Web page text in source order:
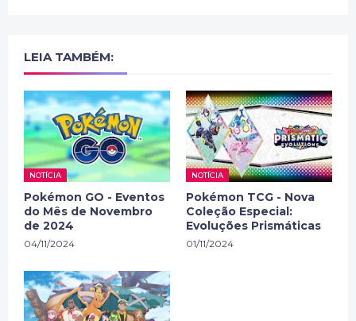
LEIA TAMBÉM:
NOTÍCIA
Pokémon GO - Eventos
do Mês de Novembro
de 2024
04/11/2024
NOTÍCIA
Pokémon TCG - Nova
Coleção Especial:
Evoluções Prismáticas
01/11/2024